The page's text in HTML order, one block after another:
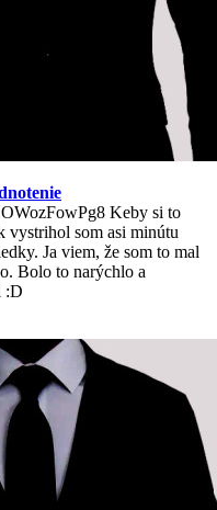
Keby si to
vystrihol som asi minútu
Ja viem, že som to mal
Bolo to narýchlo a
:D